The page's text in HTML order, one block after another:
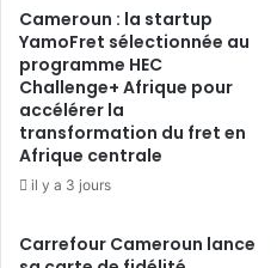
Équatoriale
Cameroun : la startup
YamoFret sélectionnée au
programme HEC
Challenge+ Afrique pour
accélérer la
transformation du fret en
Afrique centrale
il y a 3 jours
Carrefour Cameroun lance